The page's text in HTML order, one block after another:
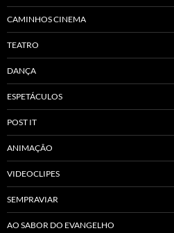
CAMINHOS CINEMA
TEATRO
DANÇA
ESPETÁCULOS
POST IT
ANIMAÇÃO
VIDEOCLIPES
SEMPRAVIAR
AO SABOR DO EVANGELHO